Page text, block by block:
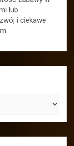
lub
i ciekawe